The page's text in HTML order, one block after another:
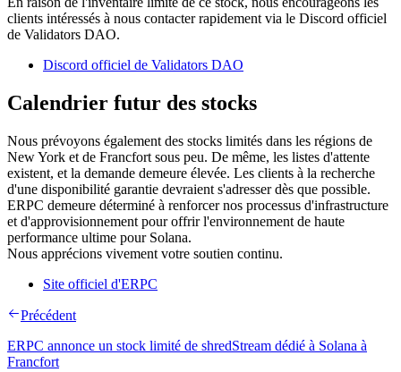
clients intéressés à nous contacter rapidement via le Discord officiel
de Validators DAO.
Discord officiel de Validators DAO
Calendrier futur des stocks
Nous prévoyons également des stocks limités dans les régions de
New York et de Francfort sous peu. De même, les listes d'attente
existent, et la demande demeure élevée. Les clients à la recherche
d'une disponibilité garantie devraient s'adresser dès que possible.
ERPC demeure déterminé à renforcer nos processus d'infrastructure
et d'approvisionnement pour offrir l'environnement de haute
performance ultime pour Solana.
Nous apprécions vivement votre soutien continu.
Site officiel d'ERPC
Précédent
ERPC annonce un stock limité de shredStream dédié à Solana à
Francfort